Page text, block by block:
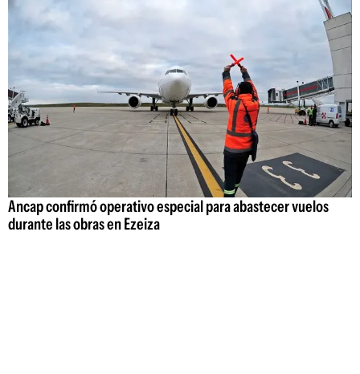
Ancap confirmó operativo especial para abastecer vuelos
durante las obras en Ezeiza